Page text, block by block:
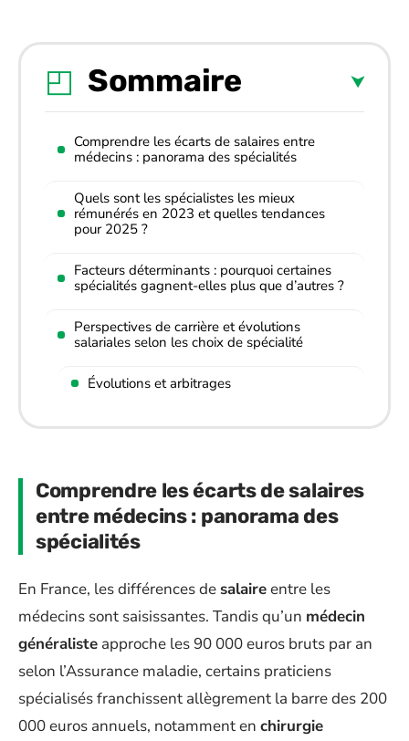
Sommaire
Comprendre les écarts de salaires entre
médecins : panorama des spécialités
Quels sont les spécialistes les mieux
rémunérés en 2023 et quelles tendances
pour 2025 ?
Facteurs déterminants : pourquoi certaines
spécialités gagnent-elles plus que d’autres ?
Perspectives de carrière et évolutions
salariales selon les choix de spécialité
Évolutions et arbitrages
Comprendre les écarts de salaires
entre médecins : panorama des
spécialités
En France, les différences de salaireentre les
médecins sont saisissantes. Tandis qu’un médecin
généraliste approche les 90 000 euros bruts par an
selon l’Assurance maladie, certains praticiens
spécialisés franchissent allègrement la barre des 200
000 euros annuels, notamment en chirurgie